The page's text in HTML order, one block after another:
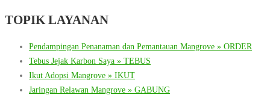
TOPIK LAYANAN
Pendampingan Penanaman dan Pemantauan Mangrove » ORDER
Tebus Jejak Karbon Saya » TEBUS
Ikut Adopsi Mangrove » IKUT
Jaringan Relawan Mangrove » GABUNG